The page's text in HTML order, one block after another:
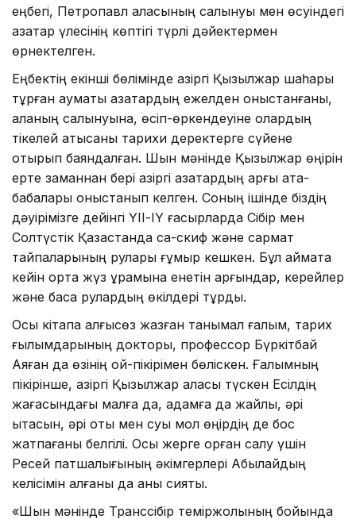
еңбегі, Петропавл қаласының салынуы мен өсуіндегі
қазақтар үлесінің көптігі түрлі дәйектермен
өрнектелген.
Еңбектің екінші бөлімінде қазіргі Қызылжар шаһары
тұрған аумақты қазақтардың ежелден қоныстанғаны,
қаланың салынуына, өсіп-өркендеуіне олардың
тікелей қатысқаны тарихи деректерге сүйене
отырып баяндалған. Шын мәнінде Қызылжар өңірін
ерте заманнан бері қазіргі қазақтардың арғы ата-
бабалары қоныстанып келген. Соның ішінде біздің
дәуірімізге дейінгі ҮІІ-ІҮ ғасырларда Сібір мен
Солтүстік Қазақстанда сақ-скиф және сармат
тайпаларының рулары ғұмыр кешкен. Бұл аймақта
кейін орта жүз құрамына енетін арғындар, керейлер
және басқа рулардың өкілдері тұрды.
Осы кітапқа алғысөз жазған танымал ғалым, тарих
ғылымдарының докторы, профессор Бүркітбай
Аяған да өзінің ой-пікірімен бөліскен. Ғалымның
пікірінше, қазіргі Қызылжар қаласы түскен Есілдің
жағасындағы малға да, адамға да жайлы, әрі
ықтасын, әрі оты мен суы мол өңірдің де бос
жатпағаны белгілі. Осы жерге қорған салу үшін
Ресей патшалығының әкімгерлері Абылайдың
келісімін алғаны да анық сияқты.
«Шын мәнінде Транссібір теміржолының бойында